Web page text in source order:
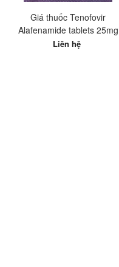
Giá thuốc Tenofovir
Alafenamide tablets 25mg
Hetero Ấn Độ? Mua ở đâu tốt
Liên hệ